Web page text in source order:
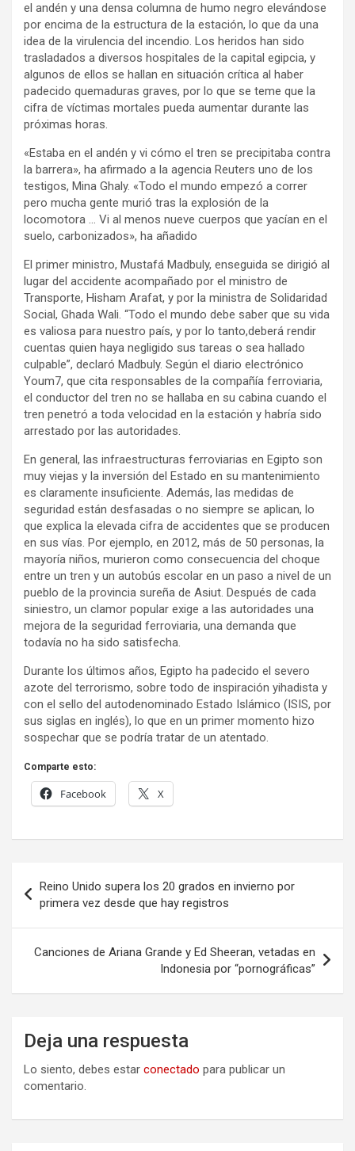
el andén y una densa columna de humo negro elevándose
por encima de la estructura de la estación, lo que da una
idea de la virulencia del incendio. Los heridos han sido
trasladados a diversos hospitales de la capital egipcia, y
algunos de ellos se hallan en situación crítica al haber
padecido quemaduras graves, por lo que se teme que la
cifra de víctimas mortales pueda aumentar durante las
próximas horas.
«Estaba en el andén y vi cómo el tren se precipitaba contra
la barrera», ha afirmado a la agencia Reuters uno de los
testigos, Mina Ghaly. «Todo el mundo empezó a correr
pero mucha gente murió tras la explosión de la
locomotora … Vi al menos nueve cuerpos que yacían en el
suelo, carbonizados», ha añadido
El primer ministro, Mustafá Madbuly, enseguida se dirigió al
lugar del accidente acompañado por el ministro de
Transporte, Hisham Arafat, y por la ministra de Solidaridad
Social, Ghada Wali. “Todo el mundo debe saber que su vida
es valiosa para nuestro país, y por lo tanto,deberá rendir
cuentas quien haya negligido sus tareas o sea hallado
culpable”, declaró Madbuly. Según el diario electrónico
Youm7, que cita responsables de la compañía ferroviaria,
el conductor del tren no se hallaba en su cabina cuando el
tren penetró a toda velocidad en la estación y habría sido
arrestado por las autoridades.
En general, las infraestructuras ferroviarias en Egipto son
muy viejas y la inversión del Estado en su mantenimiento
es claramente insuficiente. Además, las medidas de
seguridad están desfasadas o no siempre se aplican, lo
que explica la elevada cifra de accidentes que se producen
en sus vías. Por ejemplo, en 2012, más de 50 personas, la
mayoría niños, murieron como consecuencia del choque
entre un tren y un autobús escolar en un paso a nivel de un
pueblo de la provincia sureña de Asiut. Después de cada
siniestro, un clamor popular exige a las autoridades una
mejora de la seguridad ferroviaria, una demanda que
todavía no ha sido satisfecha.
Durante los últimos años, Egipto ha padecido el severo
azote del terrorismo, sobre todo de inspiración yihadista y
con el sello del autodenominado Estado Islámico (ISIS, por
sus siglas en inglés), lo que en un primer momento hizo
sospechar que se podría tratar de un atentado.
Comparte esto:
Facebook X
de
entradas
Reino Unido supera los 20 grados en invierno por
primera vez desde que hay registros
Canciones de Ariana Grande y Ed Sheeran, vetadas en
Indonesia por “pornográficas”
Deja una respuesta
Lo siento, debes estar conectado para publicar un
comentario.